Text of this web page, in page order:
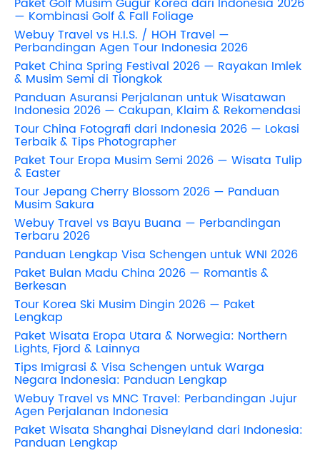
— Kombinasi Golf & Fall Foliage
Webuy Travel vs H.I.S. / HOH Travel —
Perbandingan Agen Tour Indonesia 2026
Paket China Spring Festival 2026 — Rayakan Imlek
& Musim Semi di Tiongkok
Panduan Asuransi Perjalanan untuk Wisatawan
Indonesia 2026 — Cakupan, Klaim & Rekomendasi
Tour China Fotografi dari Indonesia 2026 — Lokasi
Terbaik & Tips Photographer
Paket Tour Eropa Musim Semi 2026 — Wisata Tulip
& Easter
Tour Jepang Cherry Blossom 2026 — Panduan
Musim Sakura
Webuy Travel vs Bayu Buana — Perbandingan
Terbaru 2026
Panduan Lengkap Visa Schengen untuk WNI 2026
Paket Bulan Madu China 2026 — Romantis &
Berkesan
Tour Korea Ski Musim Dingin 2026 — Paket
Lengkap
Paket Wisata Eropa Utara & Norwegia: Northern
Lights, Fjord & Lainnya
Tips Imigrasi & Visa Schengen untuk Warga
Negara Indonesia: Panduan Lengkap
Webuy Travel vs MNC Travel: Perbandingan Jujur
Agen Perjalanan Indonesia
Paket Wisata Shanghai Disneyland dari Indonesia:
Panduan Lengkap